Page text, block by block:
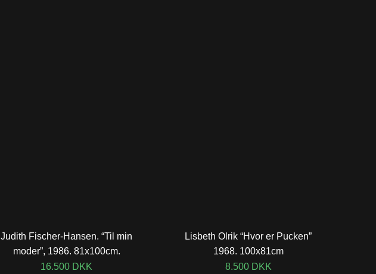
Judith Fischer-Hansen. “Til min
moder”, 1986. 81x100cm.
16.500 DKK
Lisbeth Olrik “Hvor er Pucken”
1968. 100x81cm
8.500 DKK